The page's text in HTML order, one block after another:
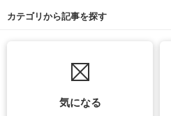
カテゴリから記事を探す
気になる